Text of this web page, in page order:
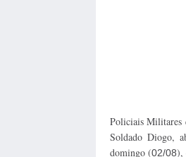
Policiais
Soldado Diogo,
domingo (02/08),